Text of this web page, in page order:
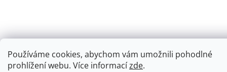
Používáme cookies, abychom vám umožnili pohodlné
prohlížení webu. Více informacízde.